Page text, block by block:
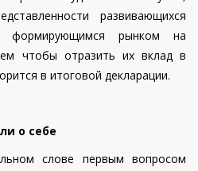
развивающихся
формирующимся рынком на
чтобы отразить их вклад в
в итоговой декларации.
о себе
слове первым вопросом